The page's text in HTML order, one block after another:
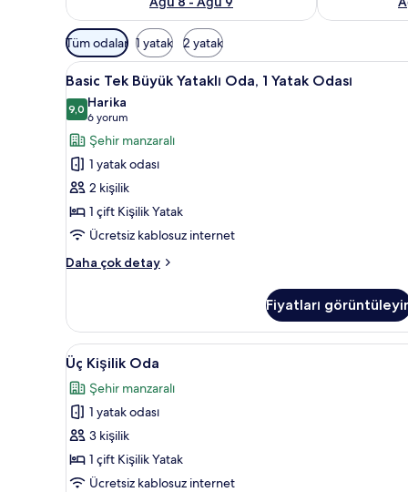
Odalar
için
mevcut
filtreler
Tüm odalar 1 yatak 2 yatak
Basic
Tek
Büyük
Yataklı
Oda,
Yatak
Odası
için
tüm
Basic Tek Büyük Yataklı Oda,
50
Basic Tek Büyük Yataklı Oda, 1 Yatak Odası
9,09,0 / 10
Harika
6 yorum
(6
yorum)
Şehir manzaralı
1 yatak odası
2 kişilik
1 çift Kişilik Yatak
Ücretsiz kablosuz internet
Daha çok detay
Basic
Oda,
Yatak
Odası
hakkında
daha
fazla
detay
Fiyatları
Üç
Kişilik
Oda
için
tüm
fotoğrafları
görün
Üç Kişilik Oda | Anti alerjik
25
Üç Kişilik Oda
Şehir manzaralı
1 yatak odası
3 kişilik
1 çift Kişilik Yatak
Ücretsiz kablosuz internet